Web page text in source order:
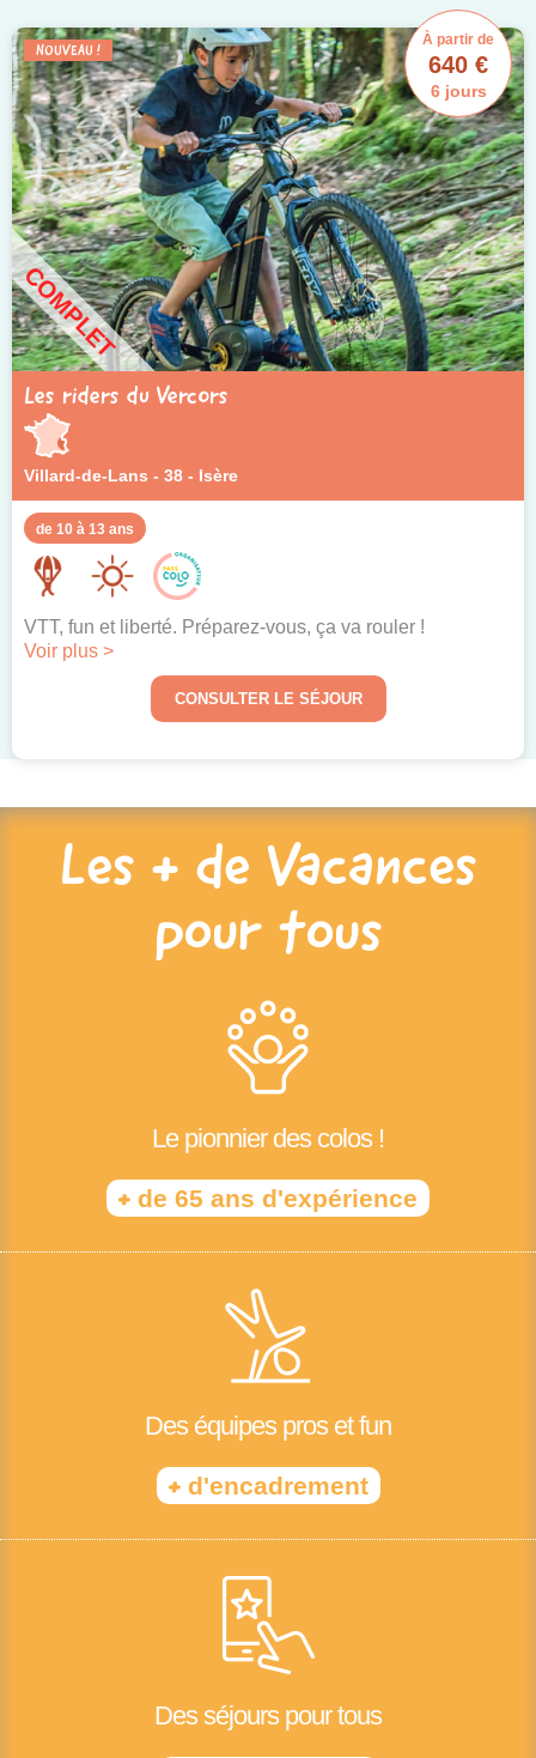
NOUVEAU !
COMPLET
Les riders du Vercors
Villard-de-Lans - 38 - Isère
de 10 à 13 ans
À partir de
640 €
6 jours
VTT, fun et liberté. Préparez-vous, ça va rouler !
Voir plus >
CONSULTER LE SÉJOUR
Les + de Vacances
pour tous
Le pionnier des colos !
+ de 65 ans d'expérience
Des équipes pros et fun
+d'encadrement
Des séjours pour tous